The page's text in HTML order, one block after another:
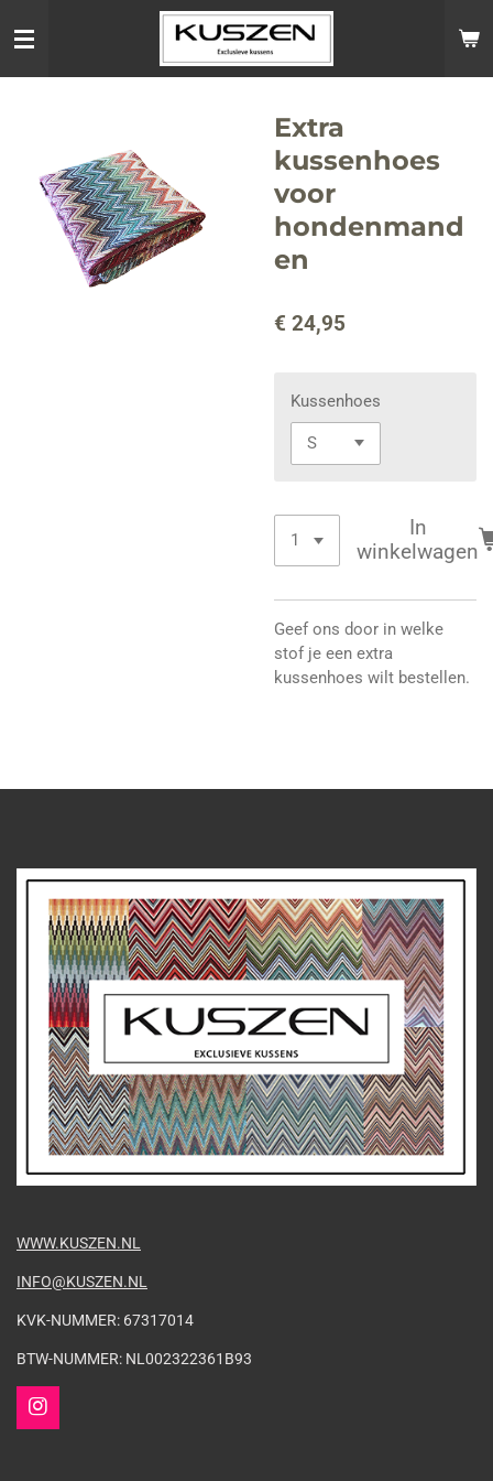
direct
Extra
kussenhoes
voor
hondenmand
en
€ 24,95
Kussenhoes
In
winkelwagen
Geef ons door in welke
stof je een extra
kussenhoes wilt bestellen.
WWW.KUSZEN.NL
INFO@KUSZEN.NL
KVK-NUMMER: 67317014
BTW-NUMMER: NL002322361B93
I
n